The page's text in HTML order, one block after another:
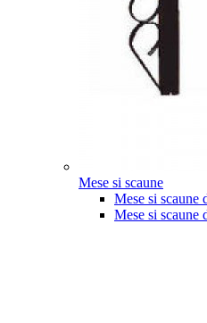
Mese si scaune
Mese si scaune
Mese si scaune